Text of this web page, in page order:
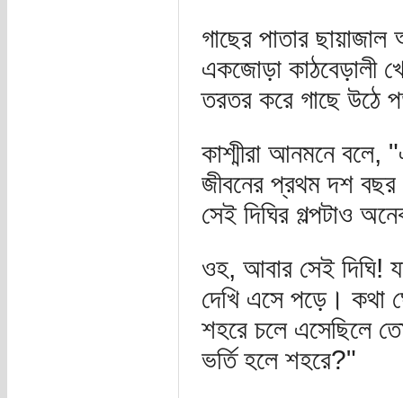
গাছের পাতার
একজোড়া কাঠবেড়ালী
তরতর করে গাছে উঠে
কাশ্মীরা আনমনে বলে,
জীবনের প্রথম দশ বছর
সেই দিঘির গল্পটাও
ওহ, আবার সেই দিঘি!
দেখি এসে পড়ে। কথা
শহরে চলে এসেছিলে
ভর্তি হলে শহরে?"